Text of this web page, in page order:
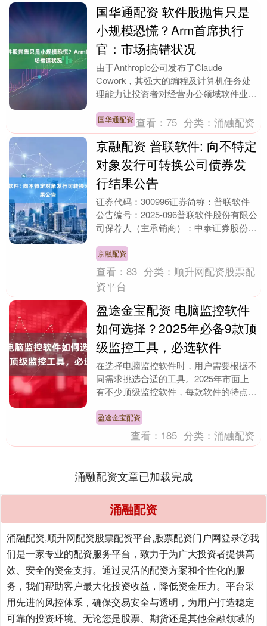
国华通配资 软件股抛售只是
小规模恐慌？Arm首席执行
官：市场搞错状况
由于Anthropic公司发布了Claude
Cowork，其强大的编程及计算机任务处
理能力让投资者对经营办公领域软件业务
股....
国华通配资 查看：75 分类：涌融配资
京融配资 普联软件: 向不特定
对象发行可转换公司债券发
行结果公告
证券代码：300996证券简称：普联软件
公告编号：2025-096普联软件股份有限公
司保荐人（主承销商）：中泰证券股份有
披露....
京融配资
查看：83 分类： 顺升网配资股票配
资平台
盈途金宝配资 电脑监控软件
如何选择？2025年必备9款顶
级监控工具，必选软件
在选择电脑监控软件时，用户需要根据不
同需求挑选合适的工具。2025年市面上
有不少顶级监控软件，每款软件的特点和
工具的评测，其....
盈途金宝配资
查看： 185 分类：涌融配资
涌融配资文章已加载完成
涌融配资
涌融配资,顺升网配资股票配资平台,股票配资门户网登录⑦我
们是一家专业的配资服务平台，致力于为广大投资者提供高
效、安全的资金支持。通过灵活的配资方案和个性化的服
务，我们帮助客户最大化投资收益，降低资金压力。平台采
用先进的风控体系，确保交易安全与透明，为用户打造稳定
可靠的投资环境。无论您是股票、期货还是其他金融领域的